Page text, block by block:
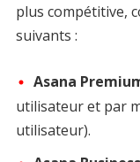
plus compétitive,
suivants :
Asana
utilisateur et par
utilisateur).